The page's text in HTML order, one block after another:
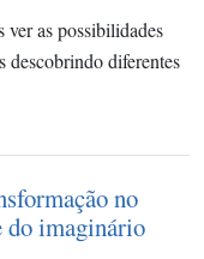
ver as possibilidades
descobrindo diferentes
no
do imaginário